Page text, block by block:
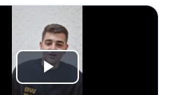
Play